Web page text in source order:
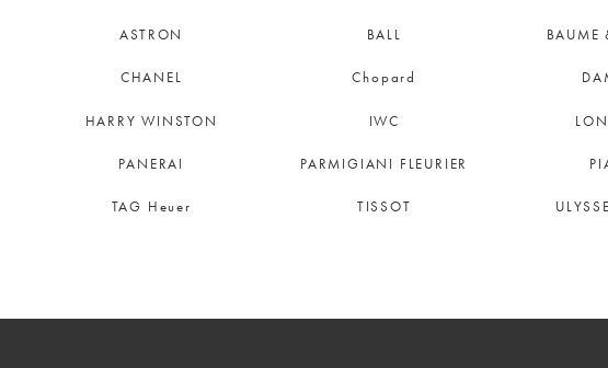
ASTRON BALL BAUME
CHANEL Chopard
HARRY WINSTON IWC
PANERAI PARMIGIANI FLEURIER
TAG Heuer TISSOT